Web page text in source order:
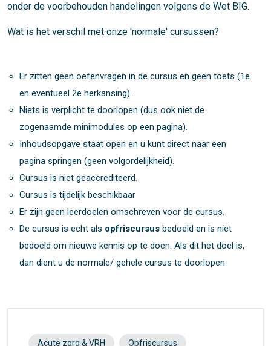
onder de voorbehouden handelingen volgens de Wet BIG.
Wat is het verschil met onze 'normale' cursussen?
Er zitten geen oefenvragen in de cursus en geen toets (1e
en eventueel 2e herkansing).
Niets is verplicht te doorlopen (dus ook niet de
zogenaamde minimodules op een pagina).
Inhoudsopgave staat open en u kunt direct naar een
pagina springen (geen volgordelijkheid).
Cursus is niet geaccrediteerd.
Cursus is tijdelijk beschikbaar
Er zijn geen leerdoelen omschreven voor de cursus.
De cursus is echt als opfriscursus bedoeld en is niet
bedoeld om nieuwe kennis op te doen. Als dit het doel is,
dan dient u de normale/ gehele cursus te doorlopen.
Acute zorg & VRH Opfriscursus